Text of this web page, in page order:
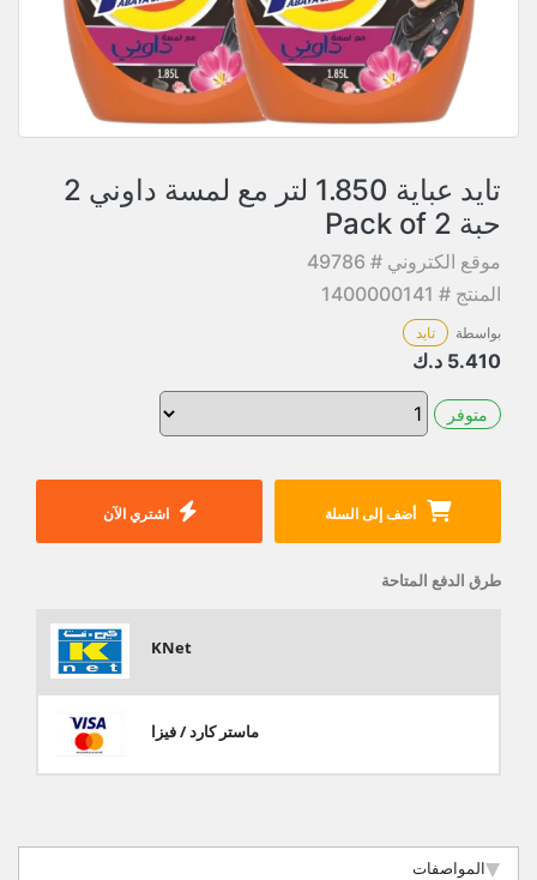
تايد عباية 1.850 لتر مع لمسة داوني 2
حبة Pack of 2
موقع الكتروني # 49786
المنتج # 1400000141
بواسطة تايد
5.410 د.ك
متوفر
أضف إلى السلة اشتري الآن
طرق الدفع المتاحة
KNet
ماستر كارد / فيزا
المواصفات